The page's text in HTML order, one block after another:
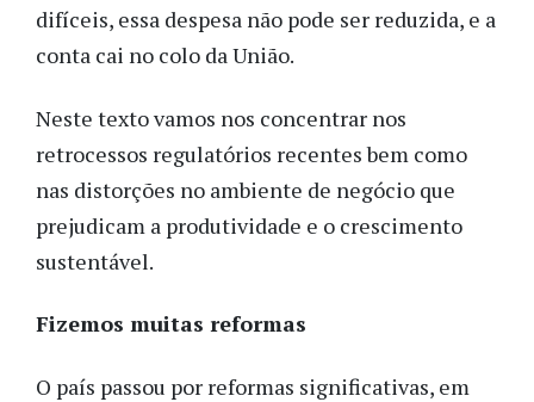
difíceis, essa despesa não pode ser reduzida, e a
conta cai no colo da União.
Neste texto vamos nos concentrar nos
retrocessos regulatórios recentes bem como
nas distorções no ambiente de negócio que
prejudicam a produtividade e o crescimento
sustentável.
Fizemos muitas reformas
O país passou por reformas significativas, em